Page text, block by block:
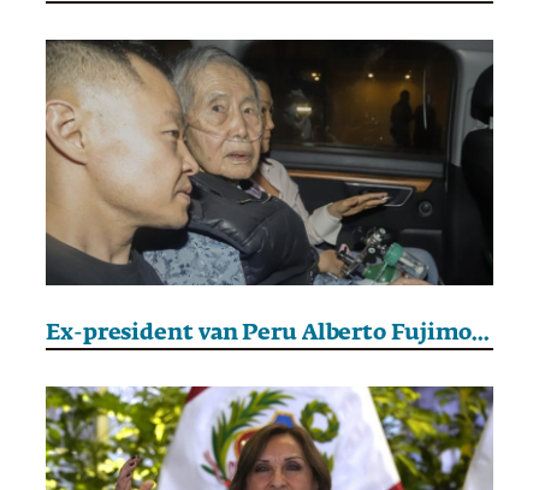
Ex-president van Peru Alberto Fujimori overleden